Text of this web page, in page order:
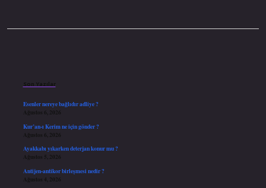
Son Yazılar
Esenler nereye bağlıdır adliye ?
Ağustos 6, 2026
Kur’an-ı Kerim ne için gönder ?
Ağustos 6, 2026
Ayakkabı yıkarken deterjan konur mu ?
Ağustos 5, 2026
Antijen-antikor birleşmesi nedir ?
Ağustos 4, 2026